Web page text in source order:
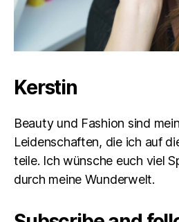
Kerstin
Beauty und Fashion sind
Leidenschaften, die ich auf
teile. Ich wünsche euch viel
durch meine Wunderwelt.